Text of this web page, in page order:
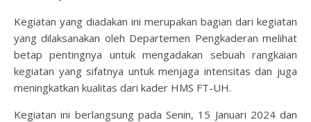
Kegiatan yang diadakan ini merupakan bagian dari kegiatan
yang dilaksanakan oleh Departemen Pengkaderan melihat
betap pentingnya untuk mengadakan sebuah rangkaian
kegiatan yang sifatnya untuk menjaga intensitas dan juga
meningkatkan kualitas dari kader HMS FT-UH.
Kegiatan ini berlangsung pada Senin, 15 Januari 2024 dan